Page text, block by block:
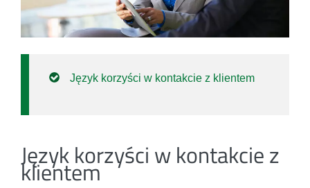
Język korzyści w kontakcie z klientem
Język korzyści w kontakcie z
klientem